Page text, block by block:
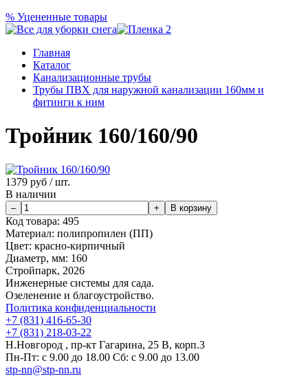
% Уцененные товары
Главная
Каталог
Канализационные трубы
Трубы ПВХ для наружной канализации 160мм и
фитинги к ним
Тройник 160/160/90
1379 руб / шт.
В наличии
Код товара: 495
Материал: полипропилен (ПП)
Цвет: красно-кирпичный
Диаметр, мм: 160
Стройпарк, 2026
Инженерные системы для сада.
Озеленение и благоустройство.
Политика конфиденциальности
+7 (831) 416-65-30
+7 (831) 218-03-22
Н.Новгород , пр-кт Гагарина, 25 В, корп.3
Пн-Пт: с 9.00 до 18.00 Сб: с 9.00 до 13.00
stp-nn@stp-nn.ru